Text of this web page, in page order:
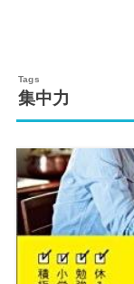
集中力